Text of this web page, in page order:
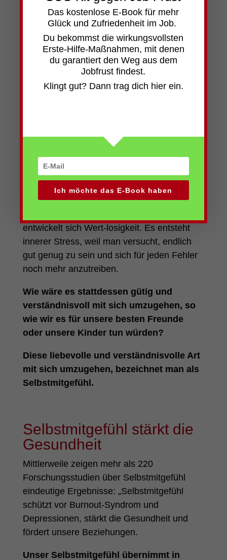
Selbstmitgefühl statt
Selbstkritik – die Basis für
Wertschätzung
aus sich einen besseren Menschen zu
machen. In der Regel erzeugt sie aber
Selbstzweifel und Minderwertigkeitsgefühle
und kann im schlimmsten Fall zu
Depressionen führen.
entwickelt sich Wert-losigkeit. Es entsteht
innerer Stress, weil man versucht, endlich
gut genug zu sein und sich für jeden Fehler
noch mehr anzutreiben.
Wie wäre es stattdessen gütig und
verständnisvoll mit sich umzugehen, so
wie wir es für unsere besten Freunde
oder unsere Kinder tun würden?
Diese liebevolle und verständnisvolle Art
mit sich umzugehen, bezeichnet man als
Selbstmitgefühl.
Selbstmitgefühl stärkt die
Gesundheit
Mittlerweile zeigen mehr als 220
Forschungsstudien über Selbstmitgefühl
eindeutige Ergebnisse: „Selbstmitgefühl
schützt vor Burnout-Syndrom und
Depressionen, stärkt die Gesundheit und
fördert unsere Beziehungen.
Unser Selbstmitgefühl übernimmt in
Das kostenlose E-Book für mehr
Glück und Zufriedenheit im Job.
Du bekommst die wirkungsvollsten
Erste-Hilfe-Maßnahmen, mit denen
du garantiert den Weg aus dem
Jobfrust findest.
Klingt gut? Dann trag dich hier ein.
Ich möchte das E-Book haben